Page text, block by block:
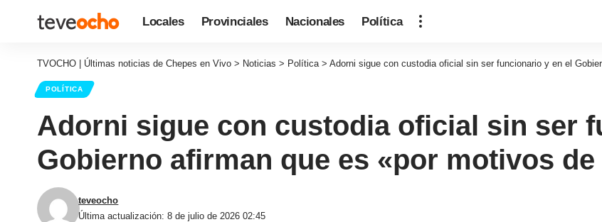
Locales Provinciales Nacionales Política
TVOCHO | Últimas noticias de Chepes en Vivo > Noticias > Política> Adorni sigue con custodia oficial sin ser funcionario y en el
POLÍTICA
Adorni sigue con custodia oficial sin ser
Gobierno afirman que es «por motivos
Última actualización: 8 de julio de 2026 02:45
teveocho